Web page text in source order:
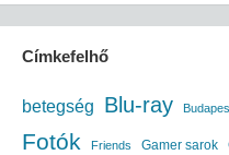
Címkefelhő
betegség Blu-ray
Fotók Friends Gamer sarok